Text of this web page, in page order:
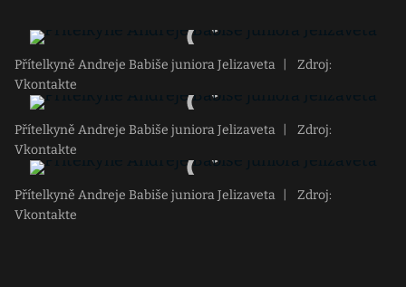
Přítelkyně Andreje Babiše juniora Jelizaveta
Zdroj:
Vkontakte
Přítelkyně Andreje Babiše juniora Jelizaveta
Zdroj:
Vkontakte
Přítelkyně Andreje Babiše juniora Jelizaveta
Zdroj:
Vkontakte